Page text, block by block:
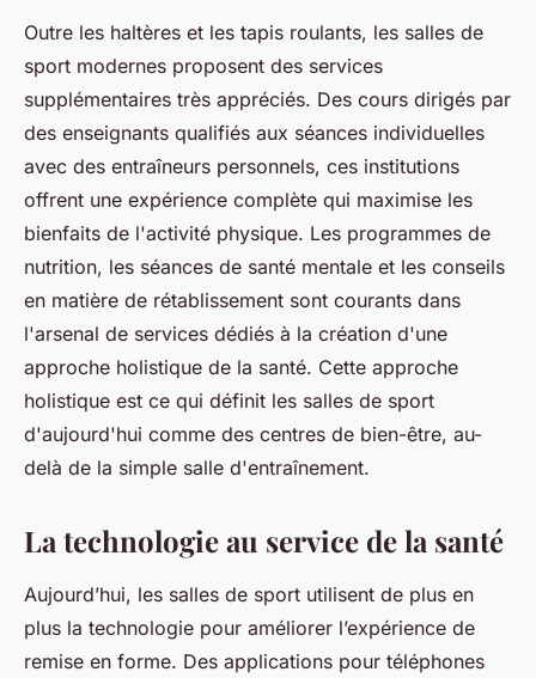
Outre les haltères et les tapis roulants, les salles de
sport modernes proposent des services
supplémentaires très appréciés. Des cours dirigés par
des enseignants qualifiés aux séances individuelles
avec des entraîneurs personnels, ces institutions
offrent une expérience complète qui maximise les
bienfaits de l'activité physique. Les programmes de
nutrition, les séances de santé mentale et les conseils
en matière de rétablissement sont courants dans
l'arsenal de services dédiés à la création d'une
approche holistique de la santé. Cette approche
holistique est ce qui définit les salles de sport
d'aujourd'hui comme des centres de bien-être, au-
delà de la simple salle d'entraînement.
La technologie au service de la santé
Aujourd’hui, les salles de sport utilisent de plus en
plus la technologie pour améliorer l’expérience de
remise en forme. Des applications pour téléphones